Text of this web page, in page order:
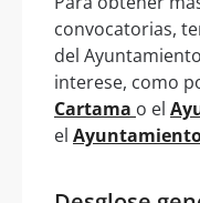
convocatorias,
del
interese, como
Cartama o el
el